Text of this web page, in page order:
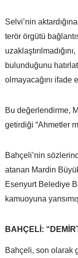
Selvi’nin
terör örgütü
bulunduğunu
olmayacağını ifade
Bu değerlendirme,
getirdiği “Ahmetler
Bahçeli’nin
atanan Mardin
Esenyurt Belediye
kamuoyuna
BAHÇELİ:
Bahçeli, son olarak